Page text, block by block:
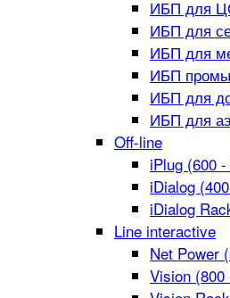
ИБП для
ИБП для
ИБП для
ИБП
ИБП для
ИБП для
Off-line
iPlug (600
iDialog
iDialog
Line interactive
Net Power
Vision (800